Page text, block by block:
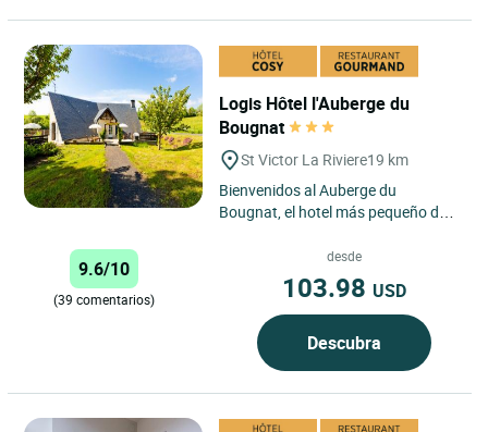
Logis Hôtel l'Auberge du
Bougnat
St Victor La Riviere19 km
Bienvenidos al Auberge du
Bougnat, el hotel más pequeño del
Rivière, situado a 5 min....
9.6/10
(39 comentarios)
desde
103.98 USD
Descubra